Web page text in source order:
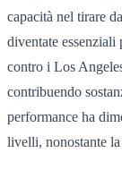
capacità nel tirare
diventate essenziali
contro i Los
contribuendo
performance ha
livelli, nonostante la